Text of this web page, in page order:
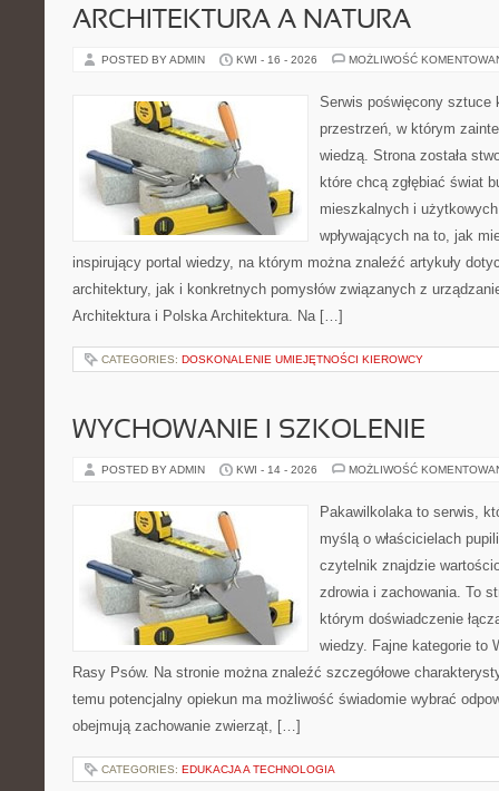
ARCHITEKTURA A NATURA
POSTED BY ADMIN KWI - 16 - 2026 MOŻLIWOŚĆ
Serwis poświęcony sztuce
przestrzeń, w którym
wiedzą. Strona została
które chcą zgłębiać świat
mieszkalnych i
wpływających na to, jak
inspirujący portal wiedzy, na którym można znaleźć artykuły
architektury, jak i konkretnych pomysłów związanych z
Architektura i Polska Architektura. Na […]
CATEGORIES: DOSKONALENIE UMIEJĘTNOŚCI KIEROWCY
WYCHOWANIE I SZKOLENIE
POSTED BY ADMIN KWI - 14 - 2026 MOŻLIWOŚĆ
Pakawilkolaka to serwis,
myślą o właścicielach
czytelnik znajdzie
zdrowia i zachowania. To
którym doświadczenie
wiedzy. Fajne kategorie to
Rasy Psów. Na stronie można znaleźć szczegółowe
temu potencjalny opiekun ma możliwość świadomie wybrać
obejmują zachowanie zwierząt, […]
CATEGORIES: EDUKACJA A TECHNOLOGIA